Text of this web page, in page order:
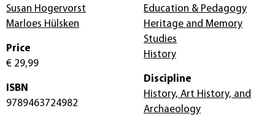
Susan Hogervorst
Marloes Hülsken
Price
€ 29,99
ISBN
9789463724982
Education & Pedagogy
Heritage and Memory
Studies
History
Discipline
History, Art History, and
Archaeology